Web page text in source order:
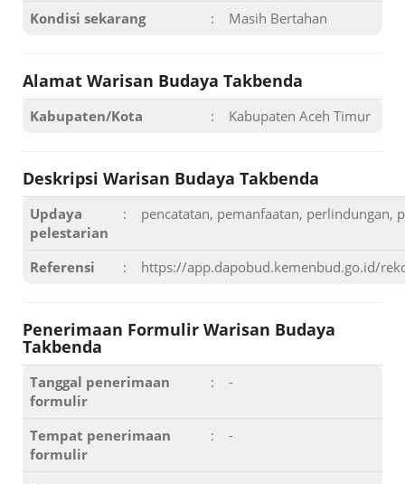
Kondisi sekarang : Masih Bertahan
Alamat Warisan Budaya Takbenda
Kabupaten/Kota : Kabupaten Aceh Timur
Deskripsi Warisan Budaya Takbenda
Updaya
pelestarian
: pencatatan, pemanfaatan, perlindungan,
Referensi : https://app.dapobud.kemenbud.go.id/
Penerimaan Formulir Warisan Budaya
Takbenda
Tanggal penerimaan
formulir
: -
Tempat penerimaan
formulir
: -